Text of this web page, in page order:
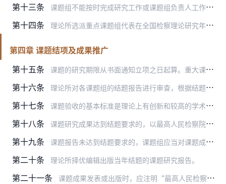
第十三条 课题组不能按时完成研究工作或课题组负责人工作发生变动致使课题研究工作不能正常进行的，理论所可决定中止该课题。
第十四条 理论所选派重点课题组代表在全国检察理论研究年会上汇报研究进度及主要成果。
第四章 课题结项及成果推广
第十五条
课题的研究期限从书面通知立项之日起算。重大课题完成期限一般为1－2年，特殊情况下，可延长1年；其他课题完成期限一般为1年，特殊情况下，可延长半年。
第十六条 理论所对各课题组的结题报告进行审查，根据结题报告的具体情况，提出准予结项或者修改的意见。
第十七条 课题验收的基本标准是理论上有创新和较高的学术价值，实践中有指导意义和应用价值，符合学术规范。
第十八条 课题研究成果达到结题要求的，以最高人民检察院名义给课题组发结题证书。
第十九条 课题报告未达到结题要求的，课题组应当对课题成果进行修改。对于不能按照修改意见完成修改工作的，根据具体情况，理论所可以作出延长一年结题或者结题报告不能通过验收的决…
第二十条 理论所择优编辑出版当年结题的课题研究报告。
第二十一条 课题成果发表或出版时，应注明“最高人民检察院检察理论研究课题成果”字样。